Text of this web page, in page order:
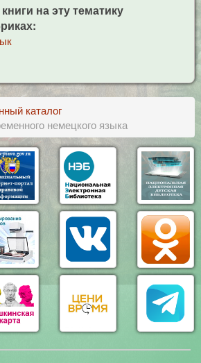
на эту тематику
каталог
немецкого языка